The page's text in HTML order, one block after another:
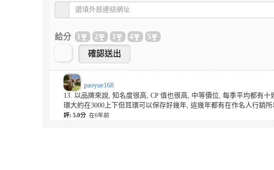
給分 1 2 3 4 5
paoyue168
13. 以品牌來說, 知名度很高, CP 值也很高, 中等價位, 每季平均都有
環大約在3000上下但耳環可以保存好幾年, 這幾年都有在作名人行銷
評: 5.0分 在6年前